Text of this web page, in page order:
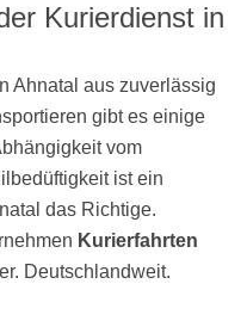
Kurierdienst in
Ahnatal aus zuverlässig
gibt es einige
vom
ist ein
das Richtige.
Kurierfahrten
Deutschlandweit.